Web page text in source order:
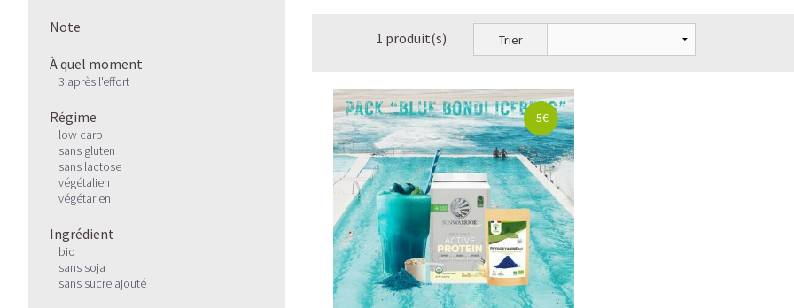
Note
À quel moment
3.après l'effort
Régime
low carb
sans gluten
sans lactose
végétalien
végétarien
Ingrédient
bio
sans soja
sans sucre ajouté
1 produit(s) Trier
-5€